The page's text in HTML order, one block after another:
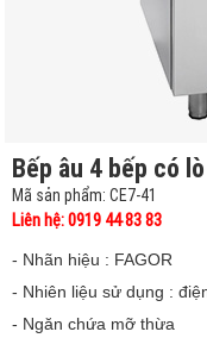
Bếp âu 4 bếp có
Mã sản phẩm: CE7-41
Liên hệ: 0919 44 83 83
- Nhãn hiệu : FAGOR
- Nhiên liệu sử dụng :
- Ngăn chứa mỡ thừa